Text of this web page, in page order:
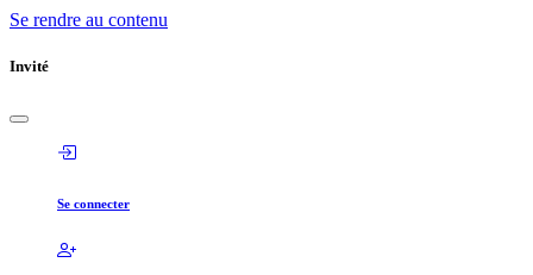
Se rendre au contenu
Invité
Se connecter